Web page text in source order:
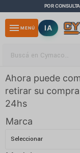
POR
menu MENÚ IA
Ahora puede
retirar su
24hs
Marca
close